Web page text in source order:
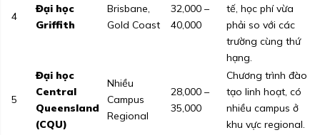
4
Đại học
Griffith
Brisbane,
Gold Coast
32,000 –
40,000
tế, học phí vừa
phải so với các
trường cùng thứ
hạng.
5
Đại học
Central
Queensland
(CQU)
Nhiều
Campus
Regional
28,000 –
35,000
Chương trình đào
tạo linh hoạt, có
nhiều campus ở
khu vực regional.